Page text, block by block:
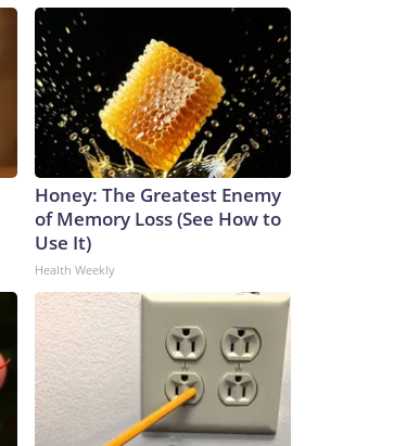
Honey: The Greatest Enemy
of Memory Loss (See How to
Use It)
Health Weekly